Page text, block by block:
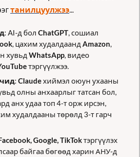
танилцуулжээ
: AI-д бол ChatGPT , сошиал
, цахим худалдаанд Amazon
хувьд WhatsApp , видео
тэргүүлжээ.
: Claude хиймэл оюун ухааны
худалдааны төрөлд 3-т гарч
Google, TikTok тэргүүлэх
байгаа бөгөөд харин АНУ-д